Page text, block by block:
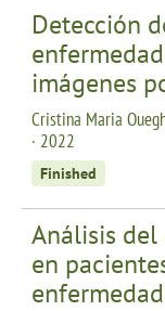
Detección
imágenes
Cristina Maria
· 2022
Finished
Análisis
en